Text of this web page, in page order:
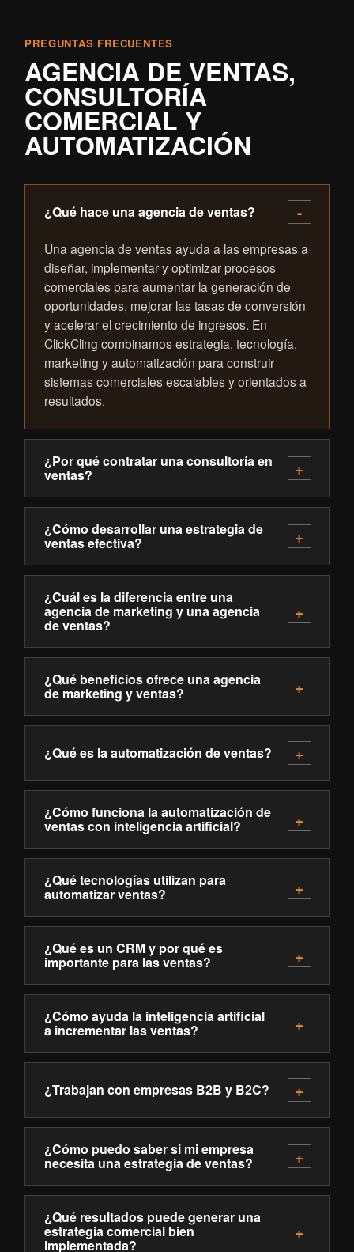
PREGUNTAS FRECUENTES
AGENCIA DE VENTAS,
CONSULTORÍA
COMERCIAL Y
AUTOMATIZACIÓN
¿Qué hace una agencia de ventas?
Una agencia de ventas ayuda a las empresas a
diseñar, implementar y optimizar procesos
comerciales para aumentar la generación de
oportunidades, mejorar las tasas de conversión
y acelerar el crecimiento de ingresos. En
ClickCling combinamos estrategia, tecnología,
marketing y automatización para construir
sistemas comerciales escalables y orientados a
resultados.
¿Por qué contratar una consultoría en
ventas?
¿Cómo desarrollar una estrategia de
ventas efectiva?
¿Cuál es la diferencia entre una
agencia de marketing y una agencia
de ventas?
¿Qué beneficios ofrece una agencia
de marketing y ventas?
¿Qué es la automatización de ventas?
¿Cómo funciona la automatización de
ventas con inteligencia artificial?
¿Qué tecnologías utilizan para
automatizar ventas?
¿Qué es un CRM y por qué es
importante para las ventas?
¿Cómo ayuda la inteligencia artificial
a incrementar las ventas?
¿Trabajan con empresas B2B y B2C?
¿Cómo puedo saber si mi empresa
necesita una estrategia de ventas?
¿Qué resultados puede generar una
estrategia comercial bien
implementada?